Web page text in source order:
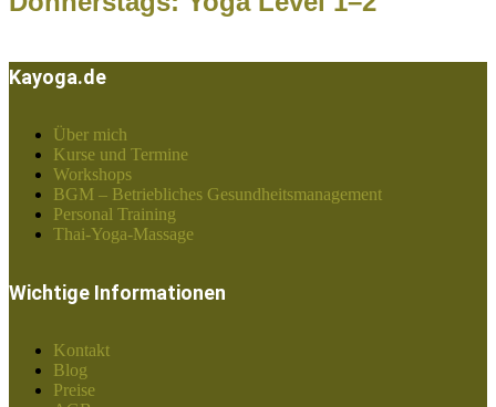
Kayoga.de
Über mich
Kurse und Termine
Workshops
BGM – Betriebliches Gesundheitsmanagement
Personal Training
Thai-Yoga-Massage
Wichtige Informationen
Kontakt
Blog
Preise